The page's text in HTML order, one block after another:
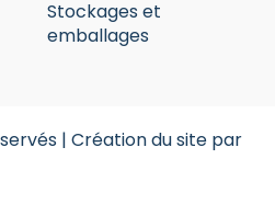
Stockages et
emballages
| Création du site par